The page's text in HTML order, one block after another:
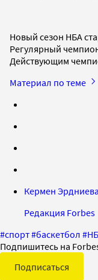
Новый сезон НБА
Регулярный
Действующим
Материал по теме
Кермен Эрдниева
Редакция Forbes
#спорт#баскетбол #
Подпишитесь на
Подписаться